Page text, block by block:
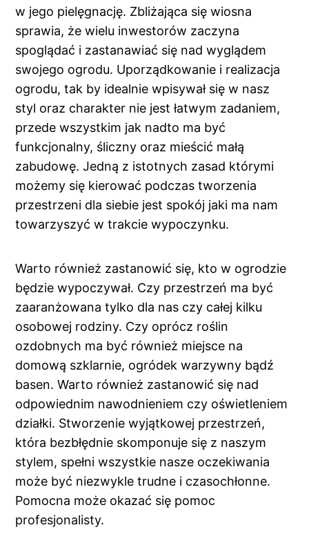
w jego pielęgnację. Zbliżająca się wiosna
sprawia, że wielu inwestorów zaczyna
spoglądać i zastanawiać się nad wyglądem
swojego ogrodu. Uporządkowanie i realizacja
ogrodu, tak by idealnie wpisywał się w nasz
styl oraz charakter nie jest łatwym zadaniem,
przede wszystkim jak nadto ma być
funkcjonalny, śliczny oraz mieścić małą
zabudowę. Jedną z istotnych zasad którymi
możemy się kierować podczas tworzenia
przestrzeni dla siebie jest spokój jaki ma nam
towarzyszyć w trakcie wypoczynku.
Warto również zastanowić się, kto w ogrodzie
będzie wypoczywał. Czy przestrzeń ma być
zaaranżowana tylko dla nas czy całej kilku
osobowej rodziny. Czy oprócz roślin
ozdobnych ma być również miejsce na
domową szklarnie, ogródek warzywny bądź
basen. Warto również zastanowić się nad
odpowiednim nawodnieniem czy oświetleniem
działki. Stworzenie wyjątkowej przestrzeń,
która bezbłędnie skomponuje się z naszym
stylem, spełni wszystkie nasze oczekiwania
może być niezwykle trudne i czasochłonne.
Pomocna może okazać się pomoc
profesjonalisty.